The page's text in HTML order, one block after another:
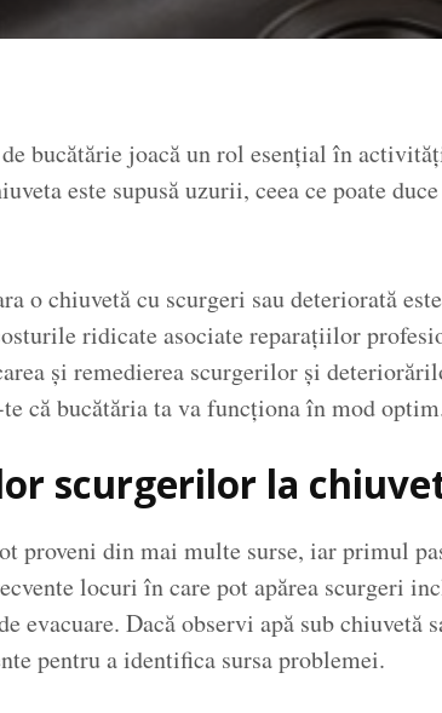
bucătărie joacă un rol esențial în
este supusă uzurii, ceea ce poate
o chiuvetă cu scurgeri sau deteriorată
ridicate asociate reparațiilor
și remedierea scurgerilor și
că bucătăria ta va funcționa în mod
scurgerilor la
proveni din mai multe surse, iar primul
locuri în care pot apărea scurgeri
evacuare. Dacă observi apă sub chiuvetă
pentru a identifica sursa problemei.